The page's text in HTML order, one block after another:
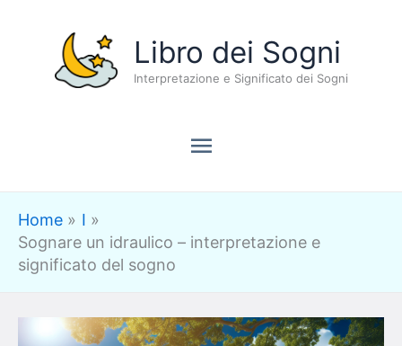
contenuto
Libro dei Sogni
Interpretazione e Significato dei Sogni
Menu
principale
Home
I
Sognare un idraulico – interpretazione e
significato del sogno